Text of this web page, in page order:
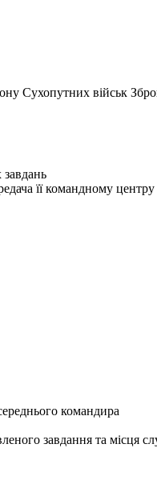
Сухопутних військ
завдань
її командному центру
командира
завдання та місця